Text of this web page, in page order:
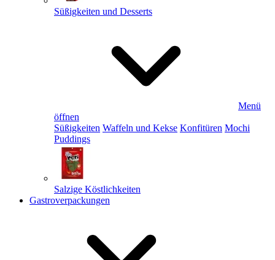
Süßigkeiten und Desserts
Menü
öffnen
Süßigkeiten Waffeln und Kekse Konfitüren Mochi
Puddings
Salzige Köstlichkeiten
Gastroverpackungen